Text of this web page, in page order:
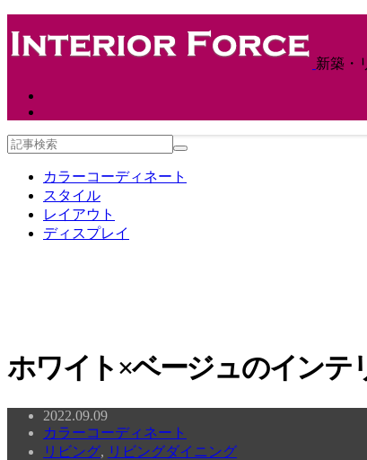
新築・
カラーコーディネート
スタイル
レイアウト
ディスプレイ
ホワイト×ベージュのインテ
2022.09.09
カラーコーディネート
リビング, リビングダイニング